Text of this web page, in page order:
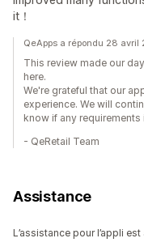
it！
QeApps a répondu 28 avril
This review made our
here.
We're grateful that our
experience. We will
know if any requirements
- QeRetail Team
Assistance
L’assistance pour l’appli